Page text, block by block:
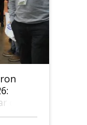
del